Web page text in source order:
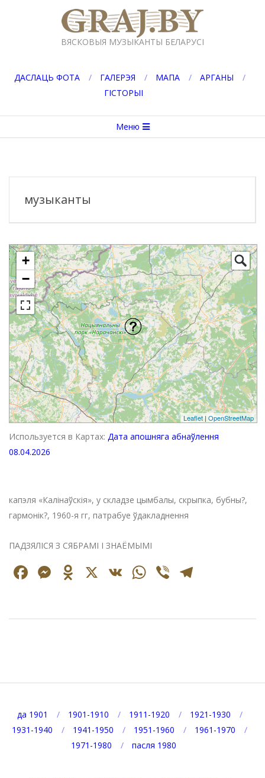
GRAJ.BY
ВЯСКОВЫЯ МУЗЫКАНТЫ БЕЛАРУСІ
ДАСЛАЦЬ ФОТА ГАЛЕРЭЯ МАПА
АРГАНЫ
ГІСТОРЫІ
меню
Меню
музыканты
+
−
Leaflet | OpenStreetMap
Используется в Картах: Дата апошняга абнаўлення
08.04.2026
капэля «Калінаўскія», у складзе цымбалы, скрыпка, бубны?,
гармонік?, 1960-я гг, патрабуе ўдакладнення
ПАДЗЯЛІСЯ З СЯБРАМІ І ЗНАЁМЫМІ
Facebook
Messenger
Odnoklassniki
X VK WhatsApp
Viber
да 1901 1901-1910 1911-1920
1921-1930
1931-1940
1941-1950 1951-1960
1961-1970
1971-1980
пасля 1980